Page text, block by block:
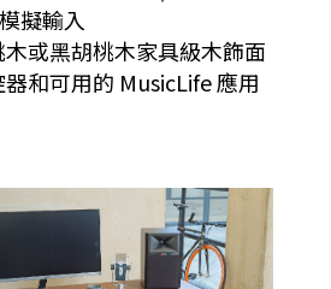
擬輸入
或黑胡桃木家具級木飾面
和可用的 MusicLife 應用